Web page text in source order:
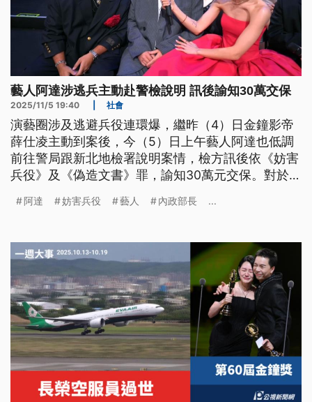
藝人阿達涉逃兵主動赴警檢說明 訊後諭知30萬交保
2025/11/5 19:40 社會
演藝圈涉及逃避兵役連環爆，繼昨（4）日金鐘影帝
薛仕凌主動到案後，今（5）日上午藝人阿達也低調
前往警局跟新北地檢署說明案情，檢方訊後依《妨害
兵役》及《偽造文書》罪，諭知30萬元交保。對於是
當事人，應盡快出面。
阿達 妨害兵役 藝人 內政部長 ...